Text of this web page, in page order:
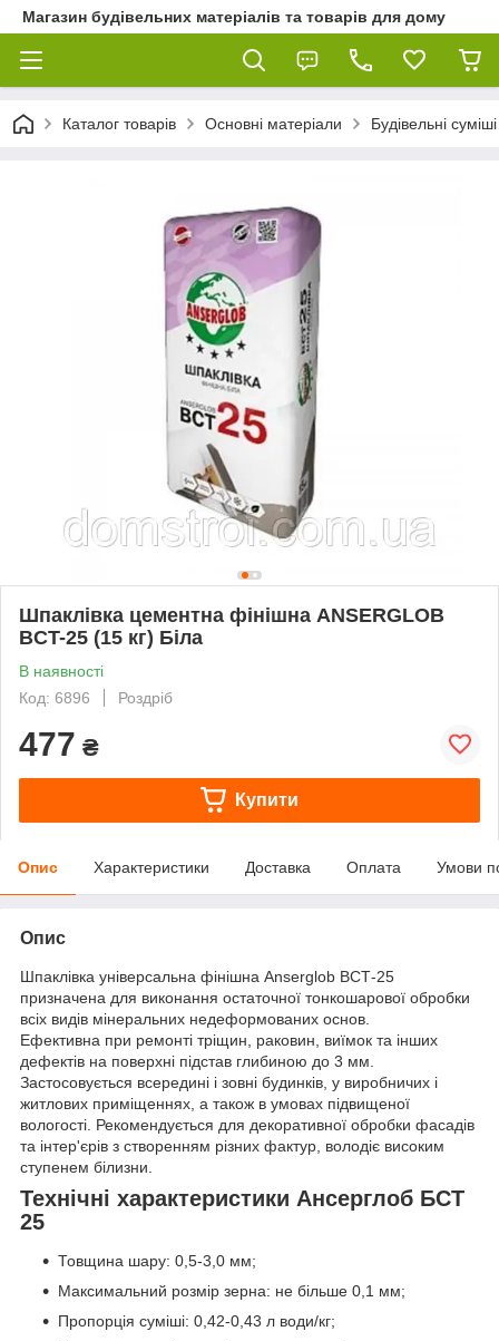
Магазин будівельних матеріалів та товарів для дому
Каталог товарів Основні матеріали Будівельні суміші
Шпаклівка цементна фінішна ANSERGLOB
BCT-25 (15 кг) Біла
В наявності
Код: 6896
Роздріб
477 ₴
Купити
Опис Характеристики Доставка Оплата Умови
Опис
Шпаклівка універсальна фінішна Anserglob ВСТ-25
призначена для виконання остаточної тонкошарової обробки
всіх видів мінеральних недеформованих основ.
Ефективна при ремонті тріщин, раковин, виїмок та інших
дефектів на поверхні підстав глибиною до 3 мм.
Застосовується всередині і зовні будинків, у виробничих і
житлових приміщеннях, а також в умовах підвищеної
вологості. Рекомендується для декоративної обробки фасадів
та інтер'єрів з створенням різних фактур, володіє високим
ступенем білизни.
Технічні характеристики Ансерглоб БСТ
25
Товщина шару: 0,5-3,0 мм;
Максимальний розмір зерна: не більше 0,1 мм;
Пропорція суміші: 0,42-0,43 л води/кг;